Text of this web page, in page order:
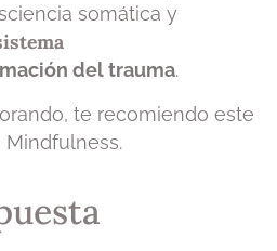
somática y
del trauma.
te recomiendo este